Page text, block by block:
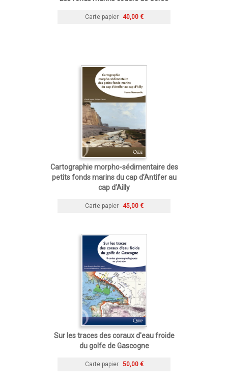
Carte papier 40,00 €
Cartographie morpho-sédimentaire des
petits fonds marins du cap d’Antifer au
cap d’Ailly
Carte papier 45,00 €
Sur les traces des coraux d'eau froide
du golfe de Gascogne
Carte papier 50,00 €